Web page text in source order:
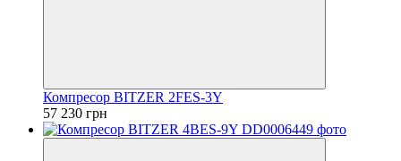
Компресор BITZER 2FES-3Y
57 230 грн